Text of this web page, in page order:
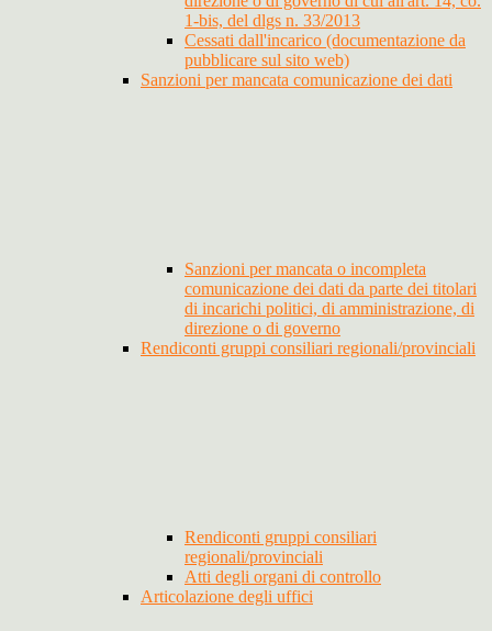
1-bis, del dlgs n. 33/2013
Cessati dall'incarico (documentazione da
pubblicare sul sito web)
Sanzioni per mancata comunicazione dei dati
Sanzioni per mancata o incompleta
comunicazione dei dati da parte dei titolari
di incarichi politici, di amministrazione, di
direzione o di governo
Rendiconti gruppi consiliari regionali/provinciali
Rendiconti gruppi consiliari
regionali/provinciali
Atti degli organi di controllo
Articolazione degli uffici